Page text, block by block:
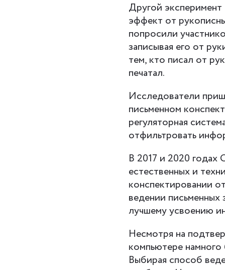
Другой
эффект от
попросили
записывая его от
тем, кто писал от
печатал.
Исследователи
письменном
регуляторная
отфильтровать
В 2017 и 2020
естественных и
конспектировании
ведении письменных
лучшему усвоению
Несмотря на
компьютере
Выбирая способ